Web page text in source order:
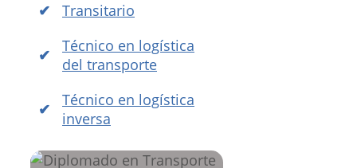
Transitario
Técnico en logística
del transporte
Técnico en logística
inversa